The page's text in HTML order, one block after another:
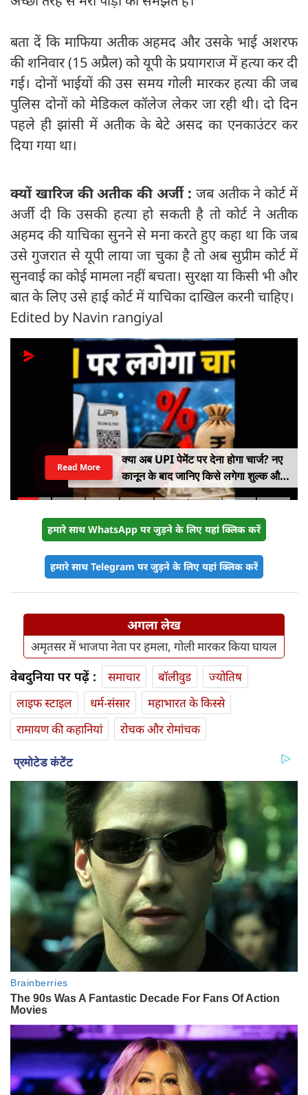
बता दें कि माफिया अतीक अहमद और उसके भाई अशरफ
की शनिवार (15 अप्रैल) को यूपी के प्रयागराज में हत्या कर दी
गई। दोनों भाईयों की उस समय गोली मारकर हत्या की जब
पुलिस दोनों को मेडिकल कॉलेज लेकर जा रही थी। दो दिन
पहले ही झांसी में अतीक के बेटे असद का एनकाउंटर कर
दिया गया था।
क्यों खारिज की अतीक की अर्जी : जब अतीक ने कोर्ट में
अर्जी दी कि उसकी हत्या हो सकती है तो कोर्ट ने अतीक
अहमद की याचिका सुनने से मना करते हुए कहा था कि जब
उसे गुजरात से यूपी लाया जा चुका है तो अब सुप्रीम कोर्ट में
सुनवाई का कोई मामला नहीं बचता। सुरक्षा या किसी भी और
बात के लिए उसे हाई कोर्ट में याचिका दाखिल करनी चाहिए।
Edited by Navin rangiyal
क्या अब UPI पेमेंट पर देना होगा चार्ज? नए
कानून के बाद जानिए किसे लगेगा शुल्क और
किसे नहीं
Read More
हमारे साथ WhatsApp पर जुड़ने के लिए यहां क्लिक करें
हमारे साथ Telegram पर जुड़ने के लिए यहां क्लिक करें
अगला लेख
अमृतसर में भाजपा नेता पर हमला, गोली मारकर किया घायल
वेबदुनिया पर पढ़ें : समाचार बॉलीवुड
ज्योतिष
लाइफ स्‍टाइल
धर्म-संसार
महाभारत के किस्से
रामायण की कहानियां
रोचक और रोमांचक